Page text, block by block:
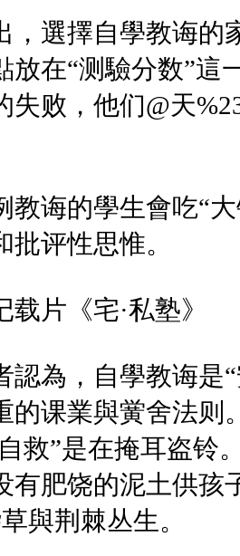
，選擇自學教诲的
放在“测驗分数”這
失败，他们@天
教诲的學生會吃“
评性思惟。
片《宅·私塾》
認為，自學教诲是
的课業與黉舍法则
救”是在掩耳盗铃
有肥饶的泥土供孩
與荆棘丛生。